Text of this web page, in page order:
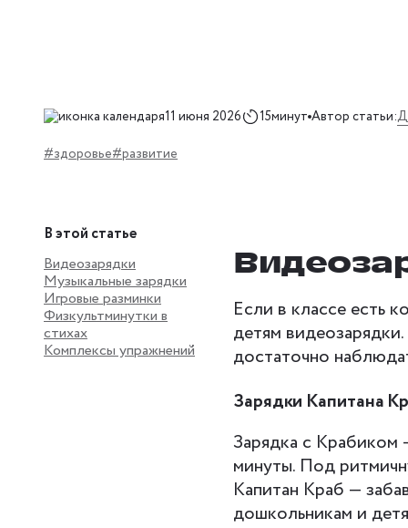
11 июня 2026 15минут Автор статьи:
#здоровье#развитие
В этой статье
Видеозарядки
Музыкальные зарядки
Игровые разминки
Физкультминутки в
стихах
Комплексы упражнений
Если в классе есть
детям
достаточно
Зарядки Капитана
Зарядка с Крабиком
минуты. Под
Капитан Краб —
дошкольникам и